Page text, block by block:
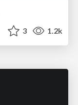
3 1.2k